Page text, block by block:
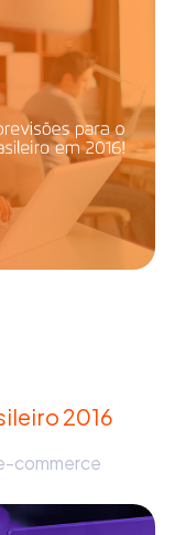
2016
commerce